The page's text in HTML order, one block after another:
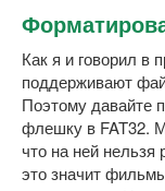
Как я и говорил в
поддерживают
Поэтому давайте
флешку в FAT32.
что на ней
это значит